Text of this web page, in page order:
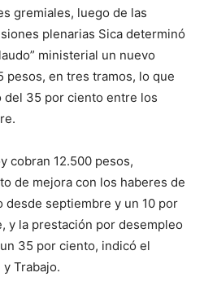
gremiales, luego de las
plenarias Sica determinó
ministerial un nuevo
pesos, en tres tramos, lo que
del 35 por ciento entre los
cobran 12.500 pesos,
de mejora con los haberes de
desde septiembre y un 10 por
y la prestación por desempleo
35 por ciento, indicó el
Trabajo.